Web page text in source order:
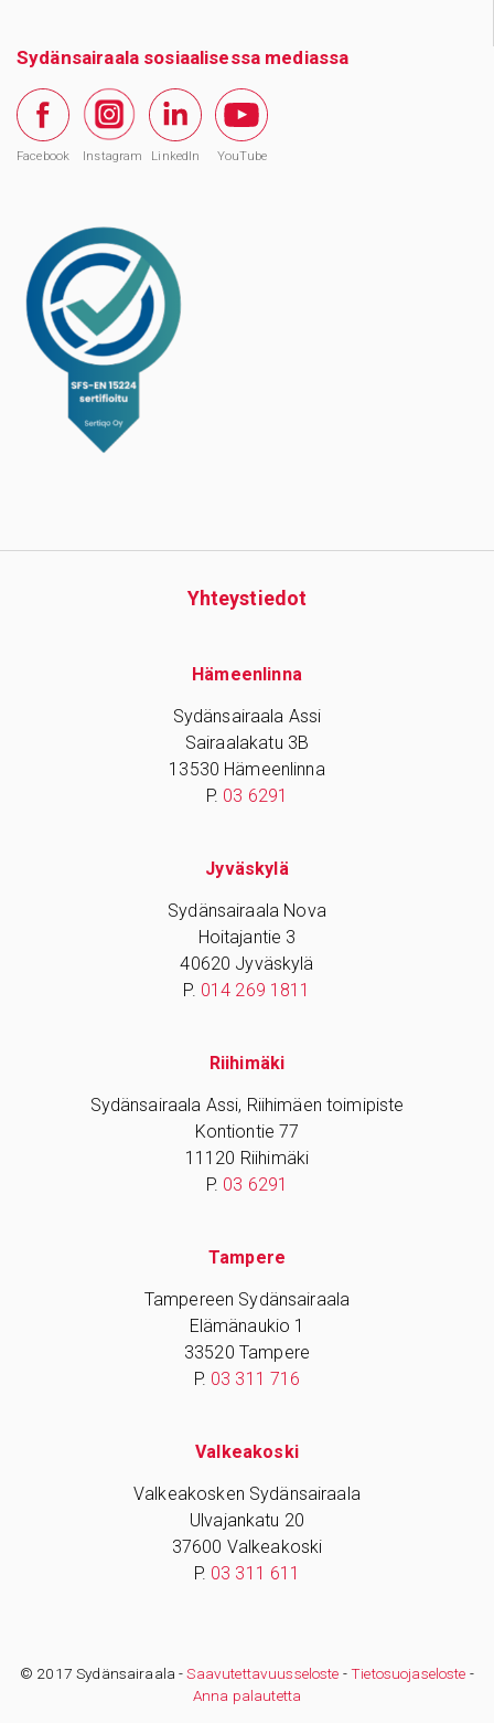
Sydänsairaala sosiaalisessa mediassa
Facebook Instagram LinkedIn YouTube
Yhteys­tiedot
Hämeenlinna
Sydänsairaala Assi
Sairaalakatu 3B
13530 Hämeenlinna
P. 03 6291
Jyväskylä
Sydänsairaala Nova
Hoitajantie 3
40620 Jyväskylä
P. 014 269 1811
Riihimäki
Sydänsairaala Assi, Riihimäen toimipiste
Kontiontie 77
11120 Riihimäki
P. 03 6291
Tampere
Tampereen Sydänsairaala
Elämänaukio 1
33520 Tampere
P. 03 311 716
Valkeakoski
Valkeakosken Sydänsairaala
Ulvajankatu 20
37600 Valkeakoski
P. 03 311 611
© 2017 Sydänsairaala -Saavutettavuusseloste -Tietosuojaseloste -
Anna palautetta